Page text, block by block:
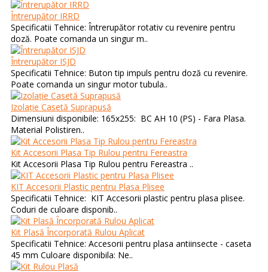
Întrerupător IRRD
Specificatii Tehnice: Întrerupător rotativ cu revenire pentru
doză. Poate comanda un singur m..
Întrerupător ISJD
Specificatii Tehnice: Buton tip impuls pentru doză cu revenire.
Poate comanda un singur motor tubula..
Izolație Casetă Suprapusă
Dimensiuni disponibile: 165x255: BC AH 10 (PS) - Fara Plasa.
Material Polistiren..
Kit Accesorii Plasa Tip Rulou pentru Fereastra
Kit Accesorii Plasa Tip Rulou pentru Fereastra ..
KIT Accesorii Plastic pentru Plasa Plisee
Specificatii Tehnice: KIT Accesorii plastic pentru plasa plisee.
Coduri de culoare disponib..
Kit Plasă Încorporată Rulou Aplicat
Specificatii Tehnice: Accesorii pentru plasa antiinsecte - caseta
45 mm Culoare disponibila: Ne..